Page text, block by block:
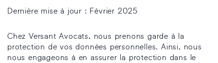
Dernière mise à jour : Février 2025
Chez Versant Avocats, nous prenons garde à la
protection de vos données personnelles. Ainsi, nous
nous engageons à en assurer la protection dans le